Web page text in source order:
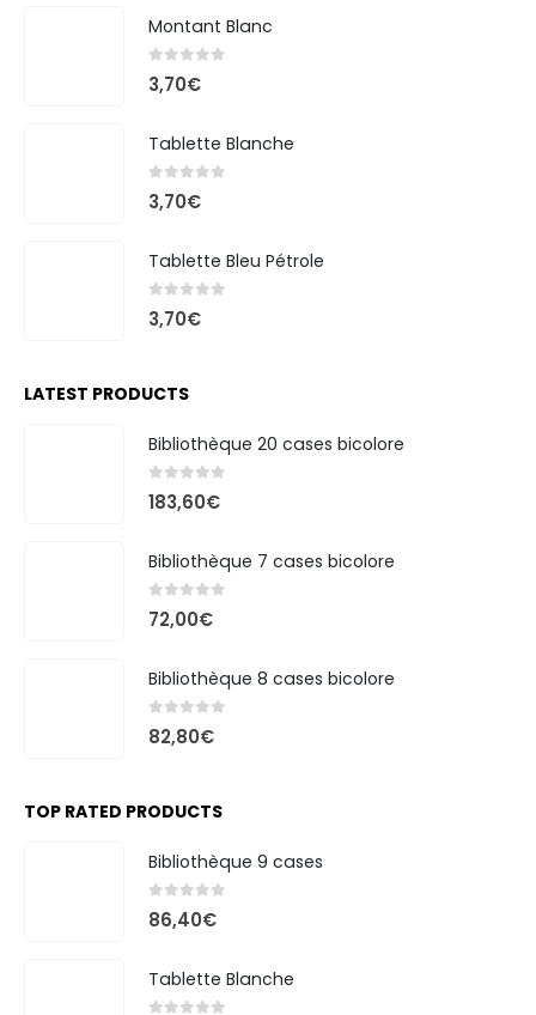
Montant Blanc
0 out of 5
3,70€
Tablette Blanche
0 out of 5
3,70€
Tablette Bleu Pétrole
0 out of 5
3,70€
LATEST PRODUCTS
Bibliothèque 20 cases bicolore
0out of 5
183,60€
Bibliothèque 7 cases bicolore
0out of 5
72,00€
Bibliothèque 8 cases bicolore
0out of 5
82,80€
TOP RATED PRODUCTS
Bibliothèque 9 cases
0out of 5
86,40€
Tablette Blanche